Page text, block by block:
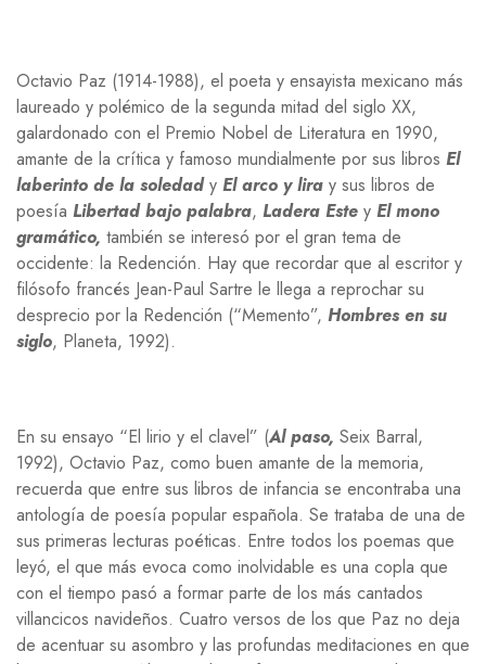
Octavio Paz (1914-1988), el poeta y ensayista mexicano más
laureado y polémico de la segunda mitad del siglo XX,
galardonado con el Premio Nobel de Literatura en 1990,
amante de la crítica y famoso mundialmente por sus libros El
laberinto de la soledady El arco y lira y sus libros de
poesía Libertad bajo palabra, Ladera Este y El mono
gramático, también se interesó por el gran tema de
occidente: la Redención. Hay que recordar que al escritor y
filósofo francés Jean-Paul Sartre le llega a reprochar su
desprecio por la Redención (“Memento”, Hombres en su
siglo, Planeta, 1992).
En su ensayo “El lirio y el clavel” (Al paso, Seix Barral,
1992), Octavio Paz, como buen amante de la memoria,
recuerda que entre sus libros de infancia se encontraba una
antología de poesía popular española. Se trataba de una de
sus primeras lecturas poéticas. Entre todos los poemas que
leyó, el que más evoca como inolvidable es una copla que
con el tiempo pasó a formar parte de los más cantados
villancicos navideños. Cuatro versos de los que Paz no deja
de acentuar su asombro y las profundas meditaciones en que